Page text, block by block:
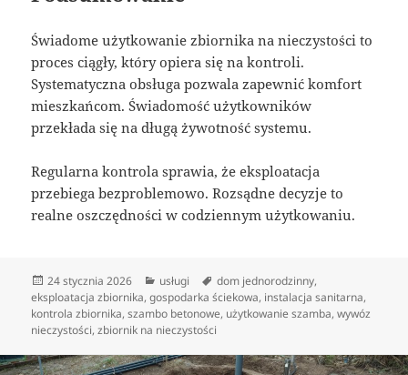
Świadome użytkowanie zbiornika na nieczystości to
proces ciągły, który opiera się na kontroli.
Systematyczna obsługa pozwala zapewnić komfort
mieszkańcom. Świadomość użytkowników
przekłada się na długą żywotność systemu.
Regularna kontrola sprawia, że eksploatacja
przebiega bezproblemowo. Rozsądne decyzje to
realne oszczędności w codziennym użytkowaniu.
Data
publikacji
24 stycznia 2026 Kategorie
usługi Tagi
dom jednorodzinny,
eksploatacja zbiornika,gospodarka ściekowa, instalacja sanitarna,
kontrola zbiornika,szambo betonowe, użytkowanie szamba,wywóz
nieczystości,zbiornik na nieczystości